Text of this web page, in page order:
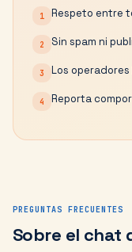
1 Respeto entre
2 Sin spam ni
3 Los
4 Reporta
PREGUNTAS FRECUENTES
Sobre el chat